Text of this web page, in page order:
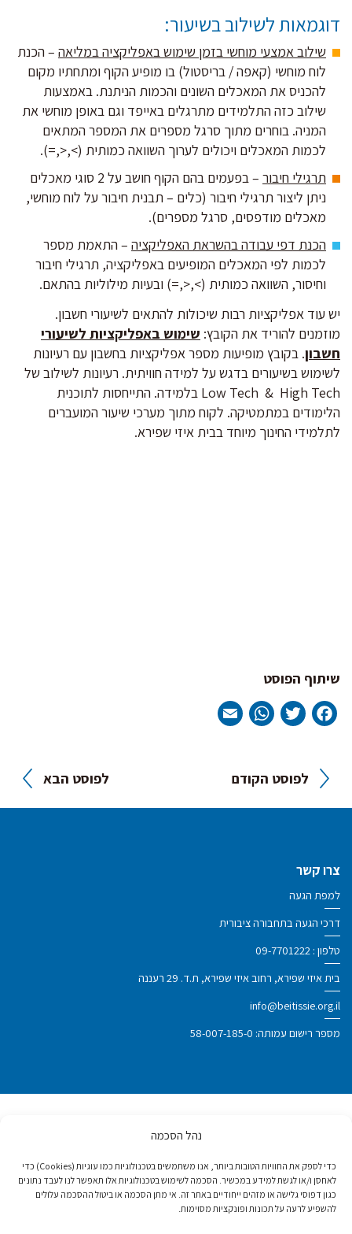
נהל הסכמה
כדי לספק את החוויות הטובות ביותר, אנו משתמשים בטכנולוגיות כמו עוגיות (Cookies) כדי
לאחסן ו/או לגשת למידע במכשיר. הסכמה לשימוש בטכנולוגיות אלו תאפשר לנו לעבד נתונים
כגון דפוסי גלישה או מזהים ייחודיים באתר זה. אי מתן הסכמה או ביטול ההסכמה עלולים
להשפיע לרעה על תכונות ופונקציות מסוימות.
דוגמאות לשילוב בשיעור:
שילוב אמצעי מוחשי בזמן שימוש באפליקציה במליאה – הכנת
לוח מוחשי (קאפה / בריסטול) בו מופיע הקוף ומתחתיו מקום
להכניס את המאכלים השונים והכמות הניתנת. באמצעות
שילוב כזה התלמידים מתרגלים באייפד וגם באופן מוחשי את
המניה. בוחרים מתוך סרגל מספרים את המספר המתאים
לכמות המאכלים ויכולים לערוך השוואה כמותית (>,<,=).
תרגילי חיבור
– בפעמים בהם הקוף חושב על 2 סוגי מאכלים
ניתן ליצור תרגילי חיבור (כלים – תבנית חיבור על לוח מוחשי,
מאכלים מודפסים, סרגל מספרים).
הכנת דפי עבודה בהשראת האפליקציה – התאמת מספר
לכמות לפי המאכלים המופיעים באפליקציה, תרגילי חיבור
וחיסור, השוואה כמותית (>,<,=) ובעיות מילוליות בהתאם.
יש עוד אפליקציות רבות שיכולות להתאים לשיעורי חשבון.
מוזמנים להוריד את הקובץ: שימוש באפליקציות לשיעורי
חשבון. בקובץ מופיעות מספר אפליקציות בחשבון עם רעיונות
לשימוש בשיעורים בדגש על למידה חוויתית. רעיונות לשילוב של
Low Tech & High Tech בלמידה. התייחסות לתוכנית
הלימודים במתמטיקה. לקוח מתוך מערכי שיעור המועברים
לתלמידי החינוך מיוחד בבית איזי שפירא.
שיתוף הפוסט
Facebook
Twitter
WhatsApp
ניווטלפוסט הקודם לפוסט הבא
צרו קשר
למפת הגעה
דרכי הגעה בתחבורה ציבורית
טלפון : 09-7701222
בית איזי שפירא, רחוב איזי שפירא, ת.ד. 29 רעננה
info@beitissie.org.il
מספר רישום עמותה: 58-007-185-0
פרס ישראל לנעמי סטוצ'ינר על מפעל חיים
ותרומה לחברה 2020
מעמד יועץ מיוחד במועצה הכלכלית